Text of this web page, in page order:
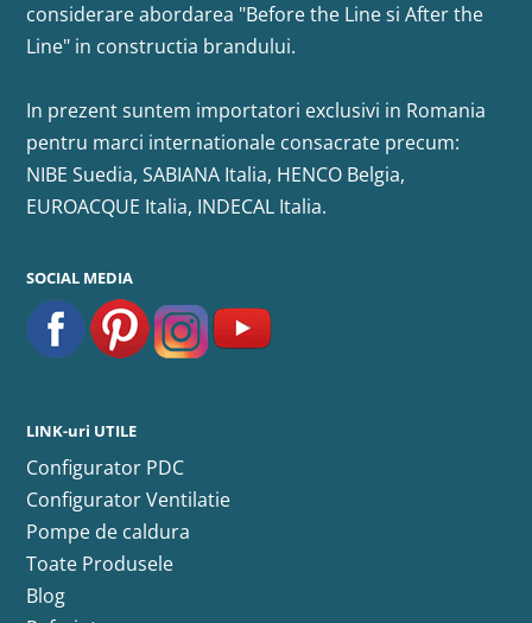
considerare abordarea "Before the Line si After the
Line" in constructia brandului.
In prezent suntem importatori exclusivi in Romania
pentru marci internationale consacrate precum:
NIBE Suedia, SABIANA Italia, HENCO Belgia,
EUROACQUE Italia, INDECAL Italia.
SOCIAL MEDIA
LINK-uri UTILE
Configurator PDC
Configurator Ventilatie
Pompe de caldura
Toate Produsele
Blog